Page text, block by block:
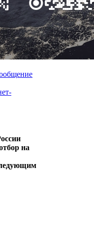
на